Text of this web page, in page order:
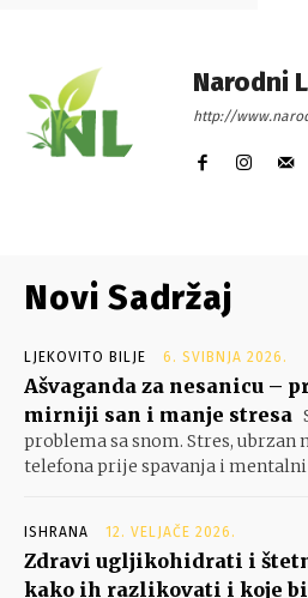
Narodni
http://
Novi Sadržaj
LJEKOVITO BILJE 6. SVIBNJA 2026.
Ašvaganda za nesanicu –
mirniji san i manje stresa
problema sa snom. Stres, ubrzan
telefona prije spavanja i mentalni
ISHRANA 12. VELJAČE 2026.
Zdravi ugljikohidrati i
kako ih razlikovati i koje